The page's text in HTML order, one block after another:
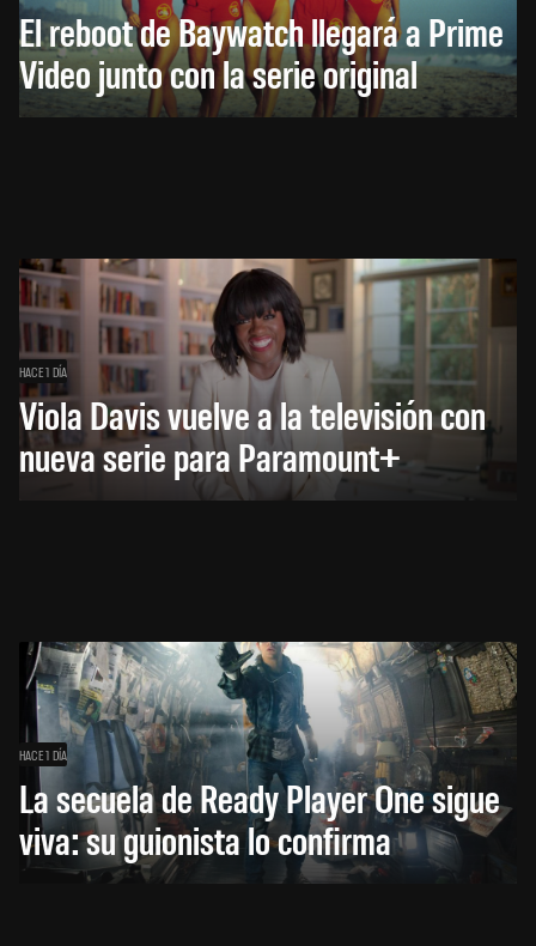
El reboot de Baywatch llegará a Prime
Video junto con la serie original
HACE 1 DÍA
Viola Davis vuelve a la televisión con
nueva serie para Paramount+
HACE 1 DÍA
La secuela de Ready Player One sigue
viva: su guionista lo confirma